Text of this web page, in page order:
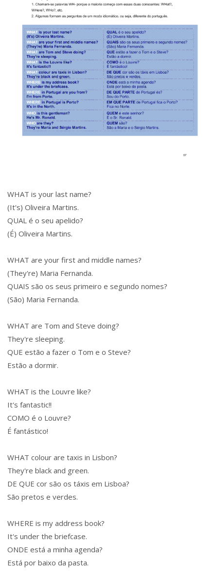
WHAT is your last name?
(It's) Oliveira Martins.
QUAL é o seu apelido?
(É) Oliveira Martins.
WHAT are your first and middle names?
(They're) Maria Fernanda.
QUAIS são os seus primeiro e segundo nomes?
(São) Maria Fernanda.
WHAT are Tom and Steve doing?
They're sleeping.
QUE estão a fazer o Tom e o Steve?
Estão a dormir.
WHAT is the Louvre like?
It's fantastic!!
COMO é o Louvre?
É fantástico!
WHAT colour are taxis in Lisbon?
They're black and green.
DE QUE cor são os táxis em Lisboa?
São pretos e verdes.
WHERE is my address book?
It's under the briefcase.
ONDE está a minha agenda?
Está por baixo da pasta.